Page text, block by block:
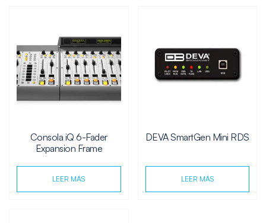
Consola iQ 6-Fader
Expansion Frame
LEER MÁS
DEVA SmartGen Mini RDS
LEER MÁS